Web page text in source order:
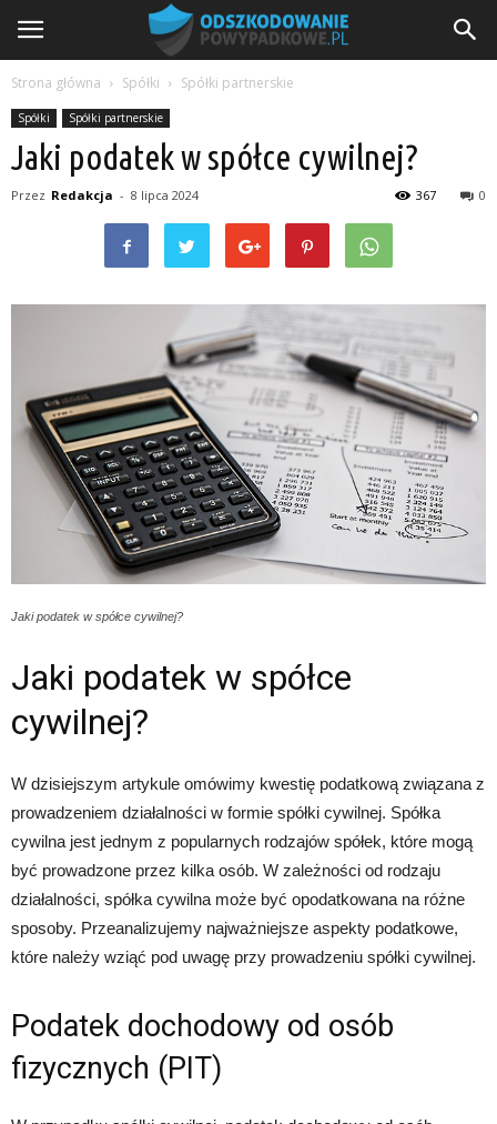
Strona główna Spółki Spółki partnerskie
Spółki Spółki partnerskie
Jaki podatek w spółce cywilnej?
Przez Redakcja - 8 lipca 2024 0
367
Jaki podatek w spółce cywilnej?
Jaki podatek w spółce
cywilnej?
W dzisiejszym artykule omówimy kwestię podatkową związana z
prowadzeniem działalności w formie spółki cywilnej. Spółka
cywilna jest jednym z popularnych rodzajów spółek, które mogą
być prowadzone przez kilka osób. W zależności od rodzaju
działalności, spółka cywilna może być opodatkowana na różne
sposoby. Przeanalizujemy najważniejsze aspekty podatkowe,
które należy wziąć pod uwagę przy prowadzeniu spółki cywilnej.
Podatek dochodowy od osób
fizycznych (PIT)